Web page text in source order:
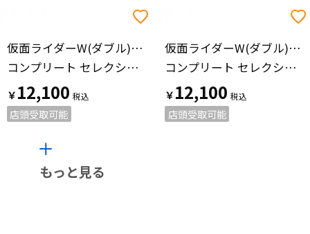
仮面ライダーW(ダブル)（カメンライダーダブル）
コンプリート セレクション モディフィケーション ダブルドライバー 仮面ライダー
￥12,100
店頭受取可能
仮面ライダーW(ダブル)（カメンライダーダブル）
コンプリート セレクション モディフィケーション ロストドライバー 仮面ライダー
￥12,100
店頭受取可能
もっと見る